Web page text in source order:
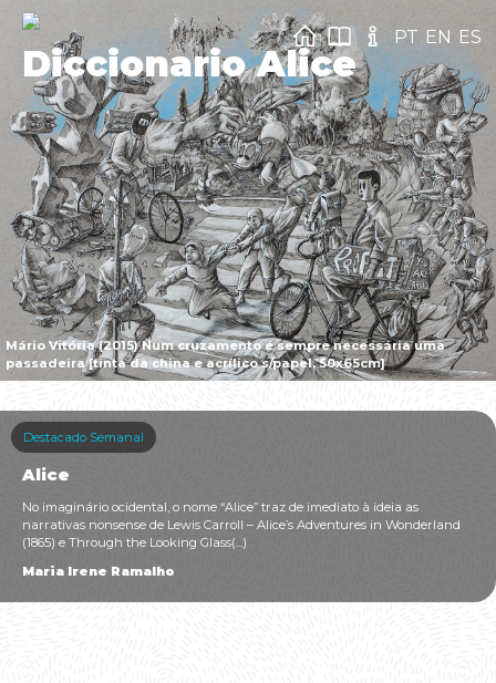
Mário Vitória (2015) Num cruzamento é sempre necessária uma
passadeira [tinta da china e acrílico s/papel, 50x65cm]
Diccionario Alice
PT EN ES
Destacado Semanal
Alice
No imaginário ocidental, o nome “Alice” traz de imediato à ideia as
narrativas nonsense de Lewis Carroll – Alice’s Adventures in Wonderland
(1865) e Through the Looking Glass(...)
Maria Irene Ramalho